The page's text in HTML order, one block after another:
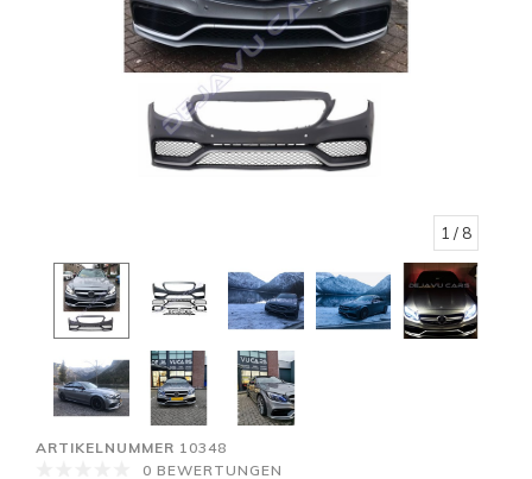
1 / 8
ARTIKELNUMMER 10348
0 BEWERTUNGEN